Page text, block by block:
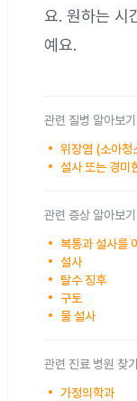
요. 원하는 시
예요.
관련 질병 알아보기
위장염 (소아청
설사 또는 경미
관련 증상 알아보기
복통과 설사를
설사
탈수 징후
구토
물 설사
관련 진료 병원 찾
가정의학과